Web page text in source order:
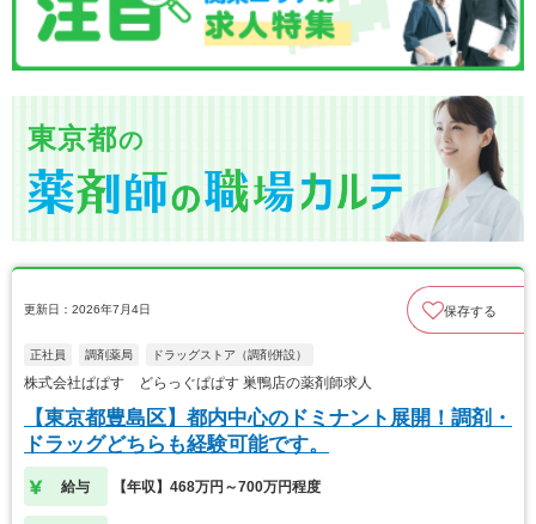
東京都の
更新日：2026年7月4日 保存する
正社員 調剤薬局 ドラッグストア（調剤併設）
株式会社ぱぱす どらっぐぱぱす 巣鴨店の薬剤師求人
【東京都豊島区】都内中心のドミナント展開！調剤・
ドラッグどちらも経験可能です。
給与 【年収】468万円～700万円程度